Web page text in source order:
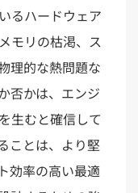
るハードウェア
モリの枯渇、ス
理的な熱問題な
否かは、エンジ
生むと確信して
ことは、より堅
効率の高い最適